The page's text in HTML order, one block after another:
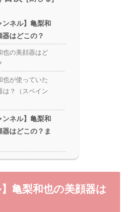
ンネル】亀梨和
器はどこの？
也の美顔器はど
也が使っていた
は？（スペイン
ンネル】亀梨和
器はどこの？ま
亀梨和也の美顔器は